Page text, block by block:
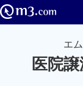
エ
医院